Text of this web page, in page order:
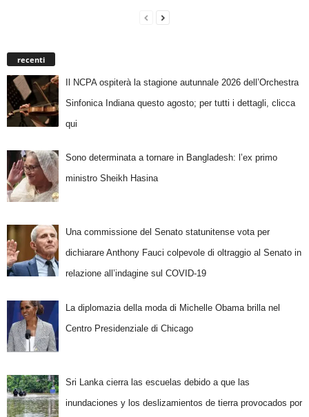
recenti
Il NCPA ospiterà la stagione autunnale 2026 dell’Orchestra
Sinfonica Indiana questo agosto; per tutti i dettagli, clicca
qui
Sono determinata a tornare in Bangladesh: l’ex primo
ministro Sheikh Hasina
Una commissione del Senato statunitense vota per
dichiarare Anthony Fauci colpevole di oltraggio al Senato in
relazione all’indagine sul COVID-19
La diplomazia della moda di Michelle Obama brilla nel
Centro Presidenziale di Chicago
Sri Lanka cierra las escuelas debido a que las
inundaciones y los deslizamientos de tierra provocados por